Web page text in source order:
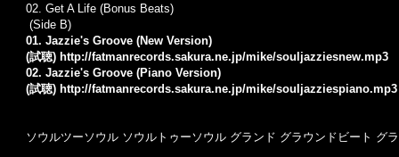
02. Get A Life (Bonus Beats)
(Side B)
01. Jazzie's Groove (New Version)
(試聴) http://fatmanrecords.sakura.ne.jp/mike/souljazziesnew.mp3
02. Jazzie's Groove (Piano Version)
(試聴) http://fatmanrecords.sakura.ne.jp/mike/souljazziespiano.mp3
ソウルツーソウル ソウルトゥーソウル グランド グラウンドビート グ